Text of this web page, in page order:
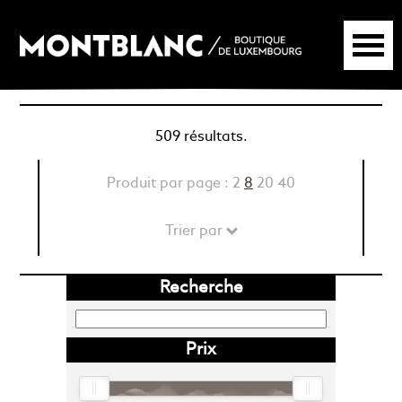
509 résultats.
Produit par page : 2 8 20 40
Trier par
Recherche
Prix